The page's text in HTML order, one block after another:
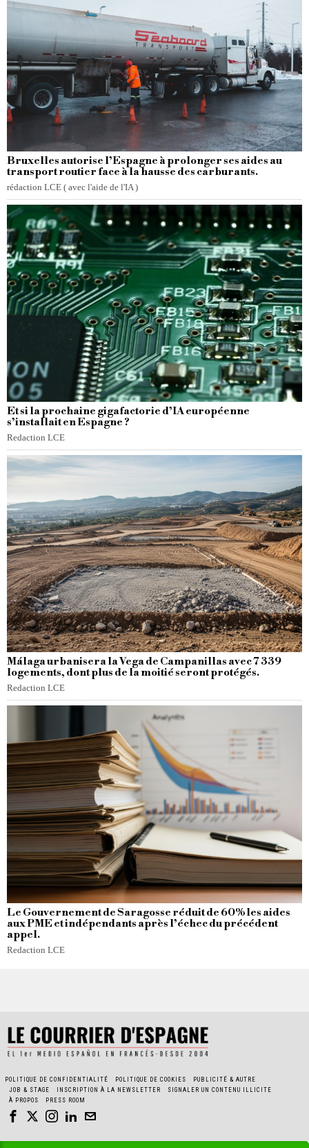
Bruxelles autorise l’Espagne à prolonger ses aides au
transport routier face à la hausse des carburants.
rédaction LCE ( avec l'aide de l'IA )
Et si la prochaine gigafactorie d’IA européenne
s’installait en Espagne ?
Redaction LCE
Málaga urbanisera la Vega de Campanillas avec 7 339
logements, dont plus de la moitié seront protégés.
Redaction LCE
Le Gouvernement de Saragosse réduit de 60% les aides
aux PME et indépendants après l’échec du précédent
appel.
Redaction LCE
POLITIQUE DE CONFIDENTIALITÉ POLITIQUE DE COOKIES
PUBLICITÉ & AUTRE
JOB & STAGE
INSCRIPTION À LA NEWSLETTER
SIGNALER UN CONTENU ILLICITE
À PROPOS
PRESS ROOM